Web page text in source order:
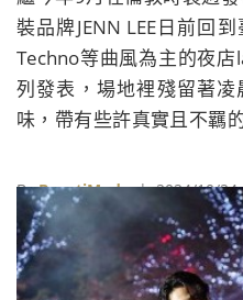
裝品牌JENN LEE日前回
Techno等曲風為主的夜
列發表，場地裡殘留著
味，帶有些許真實且不羈
旅。
ByBeautiMode| 2024/10/24